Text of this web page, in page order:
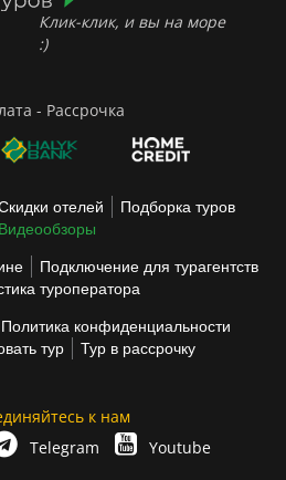
Клик-клик, и вы на море
:)
- Рассрочка
отелей
Подборка туров
Видеообзоры
Подключение для турагентств
туроператора
Политика конфиденциальности
тур
Тур в рассрочку
к нам
Telegram Youtube